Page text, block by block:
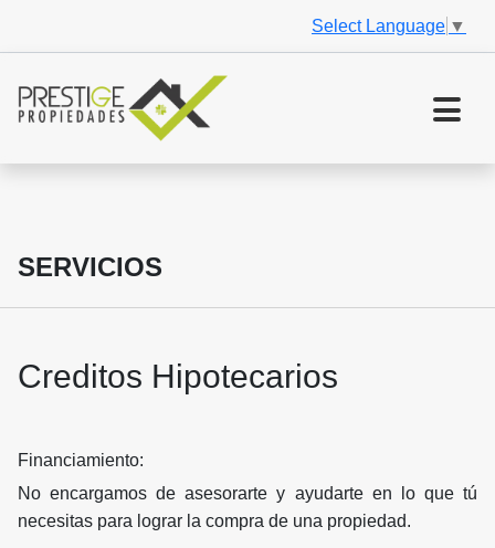
Select Language ▼
SERVICIOS
Creditos Hipotecarios
Financiamiento:
No encargamos de asesorarte y ayudarte en lo que tú
necesitas para lograr la compra de una propiedad.